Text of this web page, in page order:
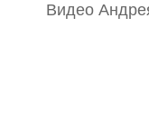
Видео